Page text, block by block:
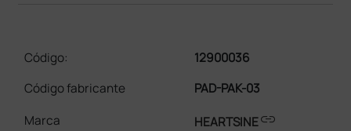
Código:
12900036
Código fabricante
PAD-PAK-03
Marca
HEARTSINElink